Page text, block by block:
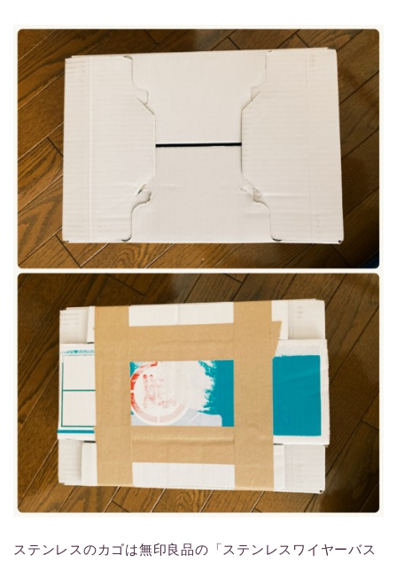
ステンレスのカゴは無印良品の「ステンレスワイヤーバス